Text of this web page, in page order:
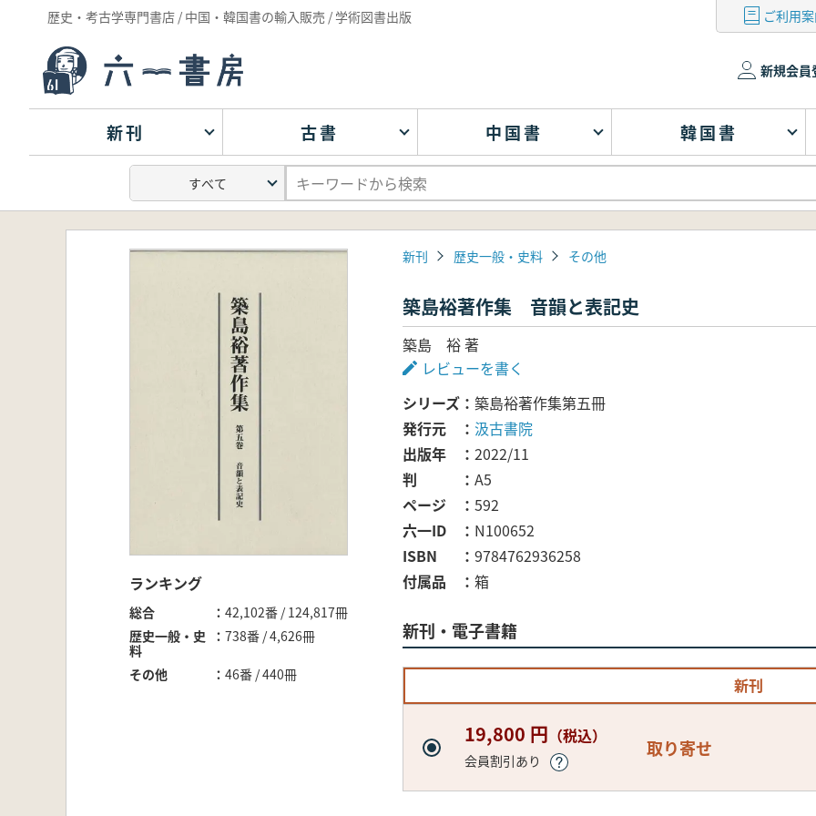
歴史・考古学専門書店 / 中国・韓国書の輸入販売 / 学術図書出版 ご利用
新規会員
新刊 古書 中国書 韓国書
ランキング
総合
42,102番 / 124,817冊
歴史一般・史
料
738番 / 4,626冊
その他 46番 / 440冊
新刊 歴史一般・史料 その他
築島裕著作集 音韻と表記史
築島 裕 著
レビューを書く
シリーズ
築島裕著作集第五冊
発行元
汲古書院
出版年
2022/11
判
A5
ページ
592
六一ID
N100652
ISBN
9784762936258
付属品
箱
新刊・電子書籍
新刊
19,800 円 （税込）
会員割引あり
取り寄せ